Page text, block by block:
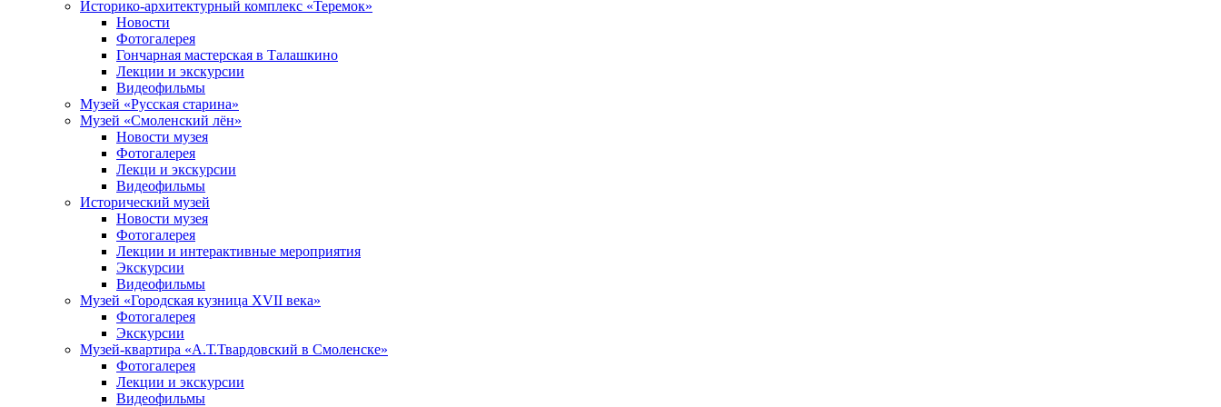
Историко-архитектурный комплекс «Теремок»
Новости
Фотогалерея
Гончарная мастерская в Талашкино
Лекции и экскурсии
Видеофильмы
Музей «Русская старина»
Музей «Смоленский лён»
Новости музея
Фотогалерея
Лекци и экскурсии
Видеофильмы
Исторический музей
Новости музея
Фотогалерея
Лекции и интерактивные мероприятия
Экскурсии
Видеофильмы
Музей «Городская кузница XVII века»
Фотогалерея
Экскурсии
Музей-квартира «А.Т.Твардовский в Смоленске»
Фотогалерея
Лекции и экскурсии
Видеофильмы